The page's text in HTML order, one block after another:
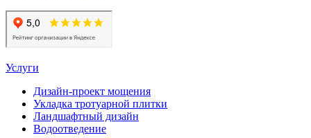
Услуги
Дизайн-проект мощения
Укладка тротуарной плитки
Ландшафтный дизайн
Водоотведение